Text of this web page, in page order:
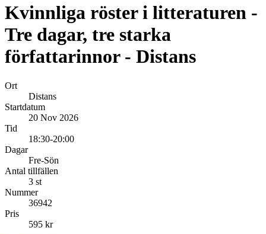
Kvinnliga röster i litteraturen -
Tre dagar, tre starka
författarinnor - Distans
Ort
Distans
Startdatum
20 Nov 2026
Tid
18:30-20:00
Dagar
Fre-Sön
Antal tillfällen
3 st
Nummer
36942
Pris
595 kr